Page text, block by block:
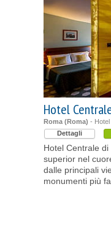
Hotel
Roma (Roma) - Hotel
Dettagli
Hotel Centrale
superior nel
dalle principali
monumenti più